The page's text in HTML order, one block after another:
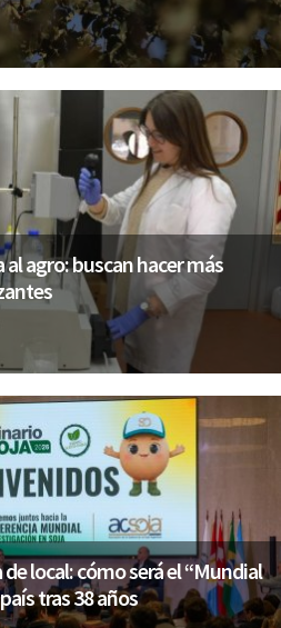
agro: buscan hacer más
local: cómo será el “Mundial
tras 38 años